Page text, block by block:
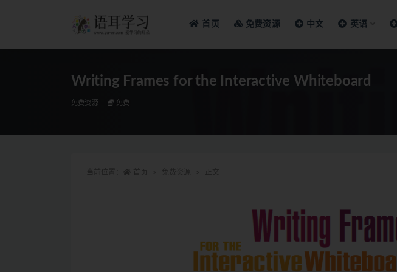
首页 免费资源 中文 英语
Writing Frames for the Interactive Whiteboard
免费资源 免费